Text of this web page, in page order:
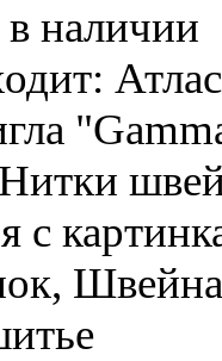
в наличии
с